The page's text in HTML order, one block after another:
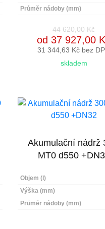
Průměr nádoby (mm)
44 620,00 Kč
od 37 927,00
31 344,63 Kč bez
skladem
Akumulační nádrž
MT0 d550
Objem (l)
Výška (mm)
Průměr nádoby (mm)